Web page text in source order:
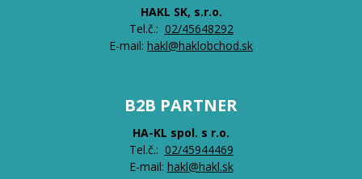
HAKL SK, s.r.o.
Tel.č.: 02/45648292
E-mail: hakl@haklobchod.sk
B2B PARTNER
HA-KL spol. s r.o.
Tel.č.: 02/45944469
E-mail: hakl@hakl.sk